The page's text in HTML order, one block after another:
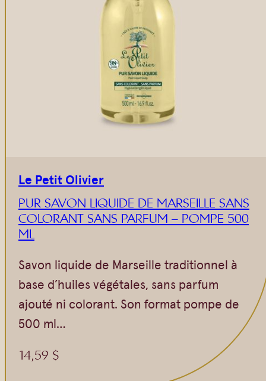
Le Petit Olivier
PUR SAVON LIQUIDE DE MARSEILLE SANS
COLORANT SANS PARFUM – POMPE 500
ML
Savon liquide de Marseille traditionnel à
base d’huiles végétales, sans parfum
ajouté ni colorant. Son format pompe de
500 ml…
14,59 $